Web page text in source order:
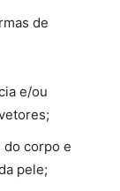
de
e/ou
do corpo e
pele;